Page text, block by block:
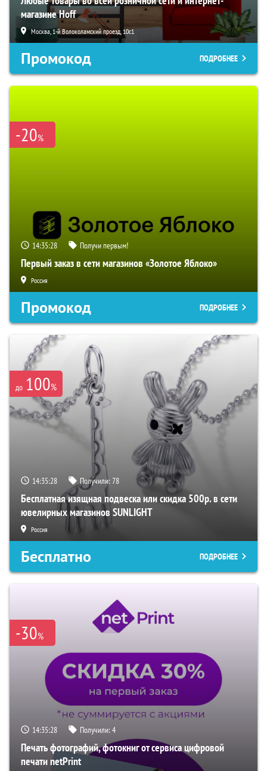
магазине Hoff
Москва, 1-й Волоколамский проезд, 10с1
Промокод ПОДРОБНЕЕ
-20%
14:35:27 Получи первым!
Первый заказ в сети магазинов «Золотое Яблоко»
Россия
Промокод ПОДРОБНЕЕ
до 100%
14:35:27 Получили:78
Бесплатная изящная подвеска или скидка 500р. в сети
ювелирных магазинов SUNLIGHT
Россия
Бесплатно ПОДРОБНЕЕ
-30%
14:35:27 Получили:4
Печать фотографий, фотокниг от сервиса цифровой
печати netPrint